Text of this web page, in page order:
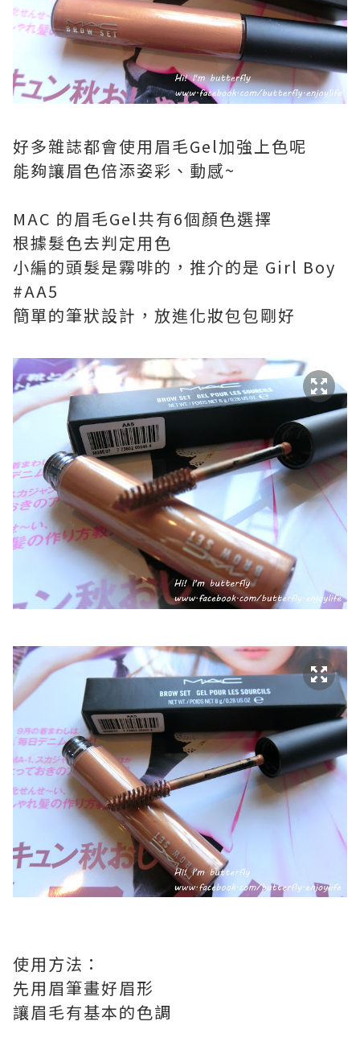
好多雜誌都會使用眉毛Gel加強上色呢
能夠讓眉色倍添姿彩、動感~
MAC 的眉毛Gel共有6個顏色選擇
根據髮色去判定用色
小編的頭髮是霧啡的，推介的是 Girl Boy
#AA5
簡單的筆狀設計，放進化妝包包剛好
使用方法：
先用眉筆畫好眉形
讓眉毛有基本的色調